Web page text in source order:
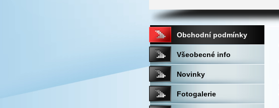
Obchodní podmínky
Všeobecné info
Novinky
Fotogalerie